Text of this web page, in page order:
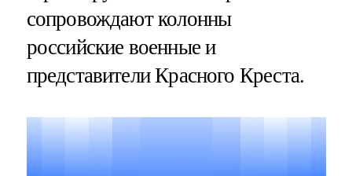
сопровождают колонны
российские военные и
представители Красного Креста.